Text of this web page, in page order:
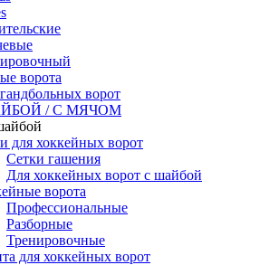
ворота
ворот
/ С МЯЧОМ
для хоккейных ворот
Сетки гашения
Для хоккейных ворот с шайбой
ворота
Профессиональные
Разборные
Тренировочные
для хоккейных ворот